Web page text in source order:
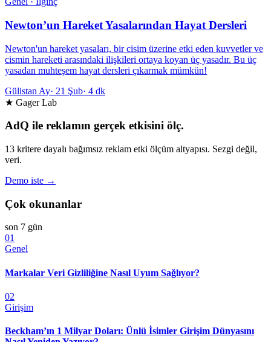
Newton’un Hareket Yasalarından Hayat Dersleri
Newton'un hareket yasaları, bir cisim üzerine etki eden kuvvetler ve
cismin hareketi arasındaki ilişkileri ortaya koyan üç yasadır. Bu üç
yasadan muhteşem hayat dersleri çıkarmak mümkün!
Gülistan Ay· 21 Şub· 4 dk
★ Gager Lab
AdQ ile reklamın gerçek etkisini ölç.
13 kritere dayalı bağımsız reklam etki ölçüm altyapısı. Sezgi değil,
veri.
Demo iste →
Çok okunanlar
son 7 gün
01
Genel
Markalar Veri Gizliliğine Nasıl Uyum Sağlıyor?
02
Girişim
Beckham’ın 1 Milyar Doları: Ünlü İsimler Girişim Dünyasını